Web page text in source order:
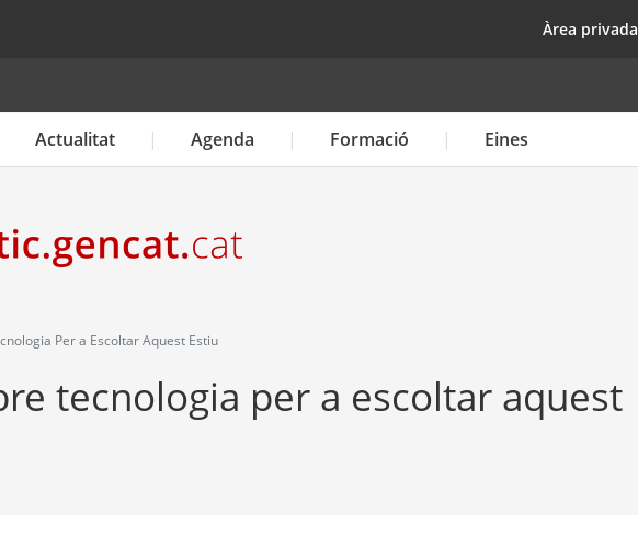
top
Àrea privada
Actualitat Agenda Formació Eines
Per a Escoltar Aquest Estiu
tecnologia per a escoltar aquest